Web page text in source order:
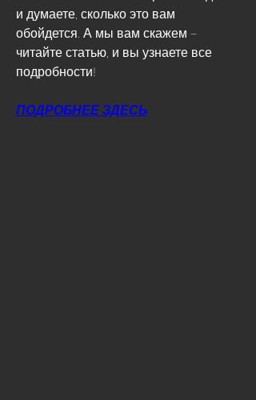
и думаете, сколько это вам
обойдется. А мы вам скажем –
читайте статью, и вы узнаете все
подробности!
ПОДРОБНЕЕ ЗДЕСЬ